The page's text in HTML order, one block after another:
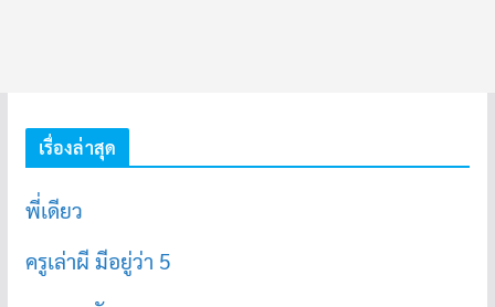
เรื่องล่าสุด
พี่เดียว
ครูเล่าผี มีอยู่ว่า 5